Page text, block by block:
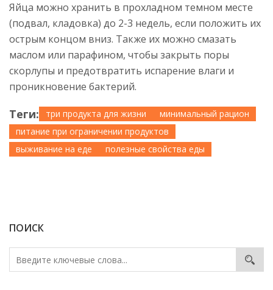
ПОИСК
Яйца можно хранить в прохладном темном месте
(подвал, кладовка) до 2-3 недель, если положить их
острым концом вниз. Также их можно смазать
маслом или парафином, чтобы закрыть поры
скорлупы и предотвратить испарение влаги и
проникновение бактерий.
Теги: три продукта для жизни
минимальный рацион
питание при ограничении продуктов
выживание на еде
полезные свойства еды